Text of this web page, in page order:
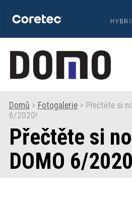
TIPY
Zprávy
Praxe
Fotogalerie
Domů > Fotogalerie> Přečtěte si
6/2020!
Přečtěte si
DOMO 6/